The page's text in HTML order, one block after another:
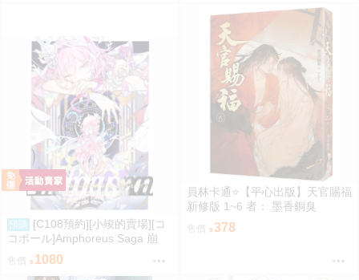
預購
[C108預約][小竣的賣場][コ
コボール]Amphoreus Saga 崩
壞：星穹鐵道 同人誌id=3745928
1080
員林卡通⭐️【平心出版】天官賜福
新修版 1~6 者： 墨香銅臭
378